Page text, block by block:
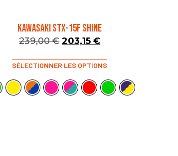
KAWASAKI STX-15F SHINE
239,00€ 203,15€
SÉLECTIONNER LES OPTIONS